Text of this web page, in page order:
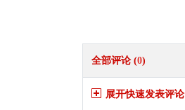
全部评论 (0)
展开快速发表评论